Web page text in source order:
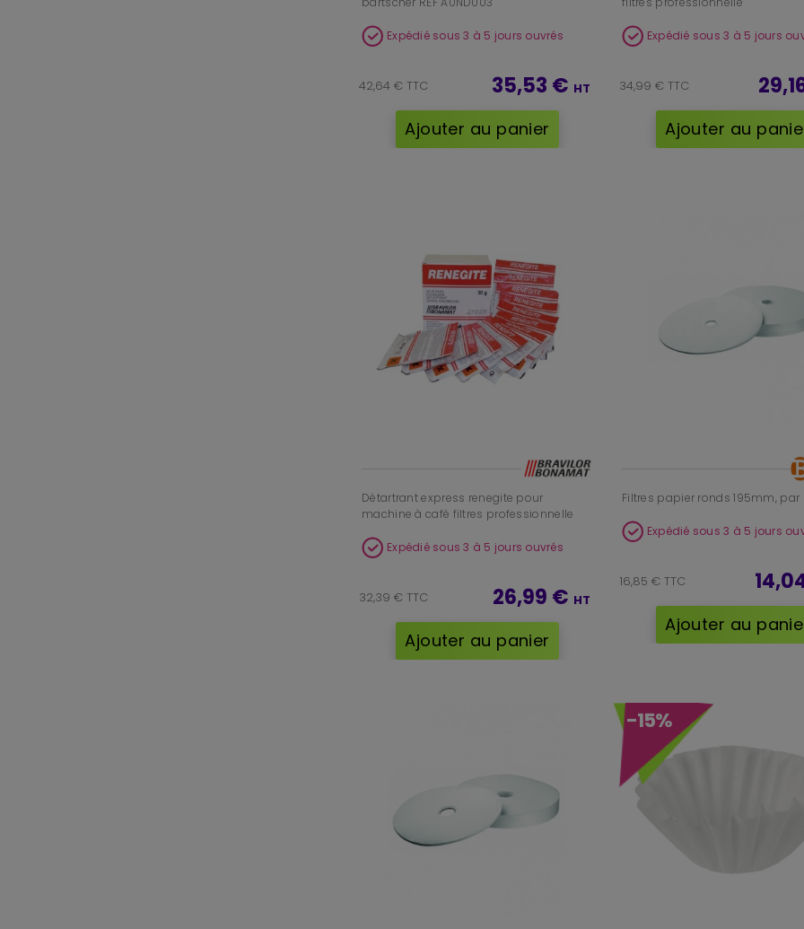
Expédié sous 3 à 5 jours ouvrés
42,64 € TTC 35,53 € HT
Ajouter au panier
Expédié sous 3 à 5 jours
34,99 € TTC
Ajouter au
Détartrant express renegite pour
machine à café filtres professionnelle
Expédié sous 3 à 5 jours ouvrés
32,39 € TTC 26,99 € HT
Ajouter au panier
Filtres papier ronds 195mm, par
Expédié sous 3 à 5 jours
16,85 € TTC
Ajouter au
-15%